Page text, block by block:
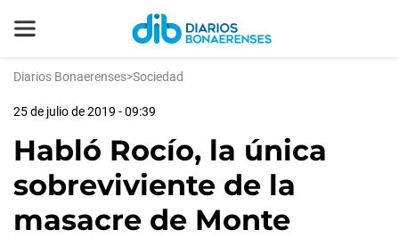
Diarios Bonaerenses>Sociedad
25 de julio de 2019 - 09:39
Habló Rocío, la única
sobreviviente de la
masacre de Monte